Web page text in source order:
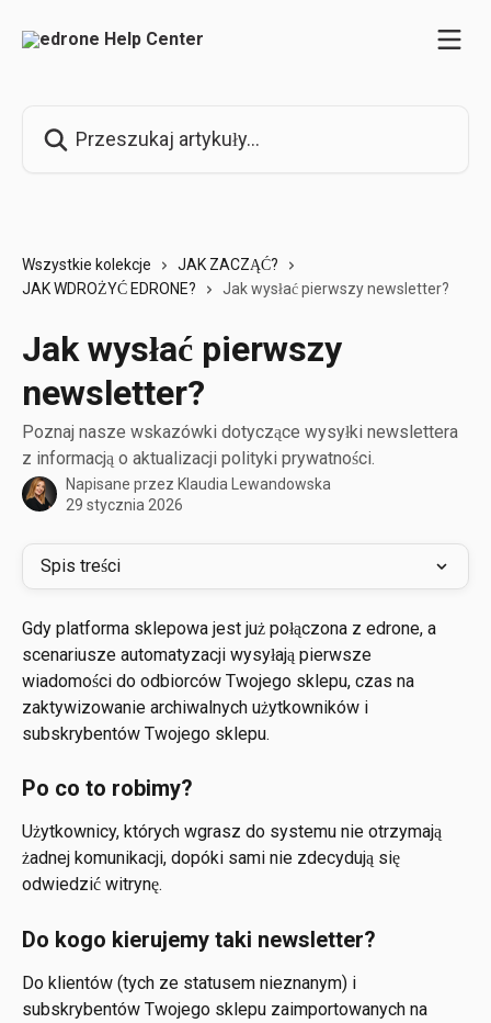
Wszystkie kolekcje
JAK ZACZĄĆ?
JAK WDROŻYĆ EDRONE?
Jak wysłać pierwszy newsletter?
Jak wysłać pierwszy
newsletter?
Poznaj nasze wskazówki dotyczące wysyłki newslettera
z informacją o aktualizacji polityki prywatności.
Napisane przez Klaudia Lewandowska
29 stycznia 2026
Spis treści
Gdy platforma sklepowa jest już połączona z edrone, a
scenariusze automatyzacji wysyłają pierwsze
wiadomości do odbiorców Twojego sklepu, czas na
zaktywizowanie archiwalnych użytkowników i
subskrybentów Twojego sklepu.
Po co to robimy?
Użytkownicy, których wgrasz do systemu nie otrzymają
żadnej komunikacji, dopóki sami nie zdecydują się
odwiedzić witrynę.
Do kogo kierujemy taki newsletter?
Do klientów (tych ze statusem nieznanym) i
subskrybentów Twojego sklepu zaimportowanych na